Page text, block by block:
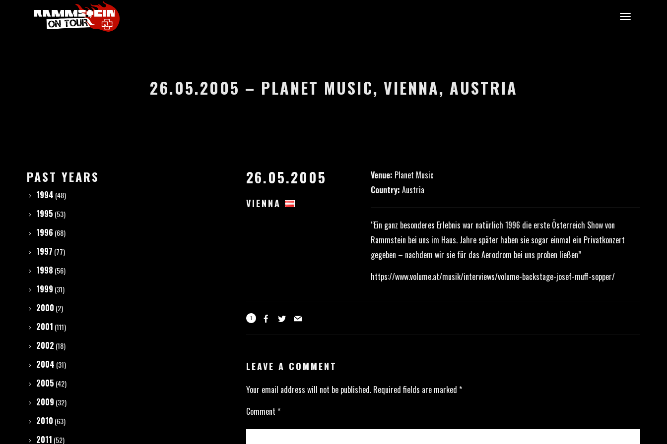
26.05.2005 – PLANET MUSIC, VIENNA, AUSTRIA
26.05.2005
VIENNA
Venue: Planet Music
Country: Austria
“Ein ganz besonderes Erlebnis war natürlich 1996 die erste Österreich Show von
Rammstein bei uns im Haus. Jahre später haben sie sogar einmal ein Privatkonzert
gegeben – nachdem wir sie für das Aerodrom bei uns proben ließen”
https://www.volume.at/musik/interviews/volume-backstage-josef-muff-sopper/
1
LEAVE A COMMENT
Your email address will not be published. Required fields are marked *
Comment *
PAST YEARS
1994 (48)
1995 (53)
1996 (68)
1997 (77)
1998 (56)
1999 (31)
2000 (2)
2001 (111)
2002 (18)
2004 (31)
2005 (42)
2009 (32)
2010 (63)
2011 (52)